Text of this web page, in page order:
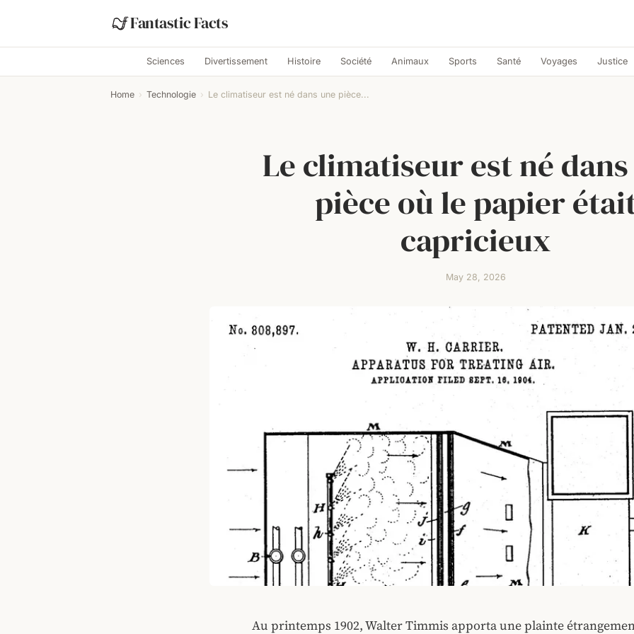
Fantastic Facts
Sciences Divertissement Histoire Société Animaux Sports Santé Voyages Justice
Home › Technologie › Le climatiseur est né dans une pièce...
Le climatiseur est né
pièce où le papier
capricieux
May 28, 2026
Au printemps 1902, Walter Timmis apporta une plainte